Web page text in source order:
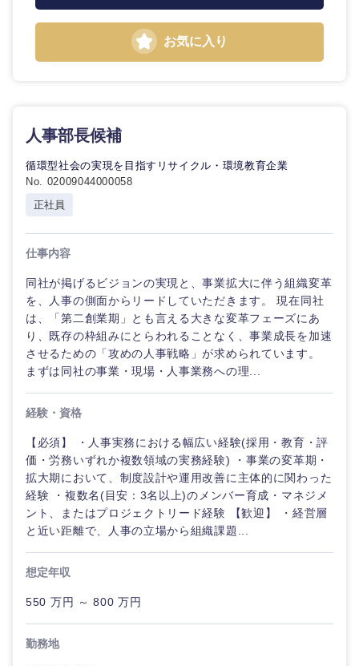
東海地方
お気に入り
人事部長候補
循環型社会の実現を目指すリサイクル・環境教育企業
No. 02009044000058
正社員
仕事内容
同社が掲げるビジョンの実現と、事業拡大に伴う組織変革
を、人事の側面からリードしていただきます。 現在同社
は、「第二創業期」とも言える大きな変革フェーズにあ
り、既存の枠組みにとらわれることなく、事業成長を加速
させるための「攻めの人事戦略」が求められています。
まずは同社の事業・現場・人事業務への理...
経験・資格
【必須】 ・人事実務における幅広い経験(採用・教育・評
価・労務いずれか複数領域の実務経験) ・事業の変革期・
拡大期において、制度設計や運用改善に主体的に関わった
経験 ・複数名(目安：3名以上)のメンバー育成・マネジメ
ント、またはプロジェクトリード経験 【歓迎】 ・経営層
と近い距離で、人事の立場から組織課題...
想定年収
550 万円 ～ 800 万円
勤務地